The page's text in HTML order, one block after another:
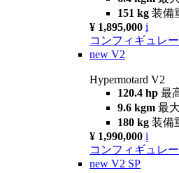
151 kg 装備
¥ 1,895,000 i
コンフィギュレ
new V2
Hypermotard V2
120.4 hp 最
9.6 kgm 最
180 kg 装備
¥ 1,990,000 i
コンフィギュレ
new V2 SP